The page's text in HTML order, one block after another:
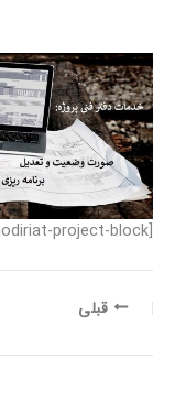
[block id=”modiriat-project-block”]
قبلی